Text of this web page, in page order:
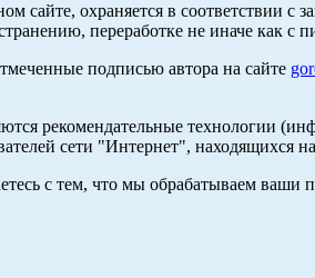
сайте, охраняется в соответствии
переработке не иначе как с
подписью автора на сайте
рекомендательные технологии
сети "Интернет", находящихся
с тем, что мы обрабатываем